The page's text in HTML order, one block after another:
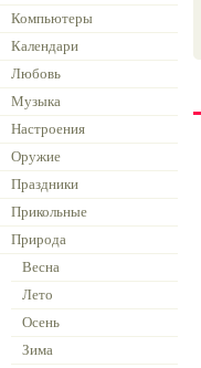
Компьютеры
Календари
Любовь
Музыка
Настроения
Оружие
Праздники
Прикольные
Природа
Весна
Лето
Осень
Зима